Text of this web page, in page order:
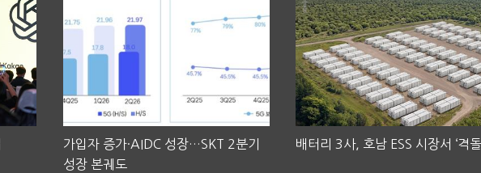
가입자 증가·AIDC 성장…SKT 2분기
성장 본궤도
배터리 3사, 호남 ESS 시장서 ‘격돌